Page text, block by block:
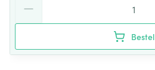
Bestel